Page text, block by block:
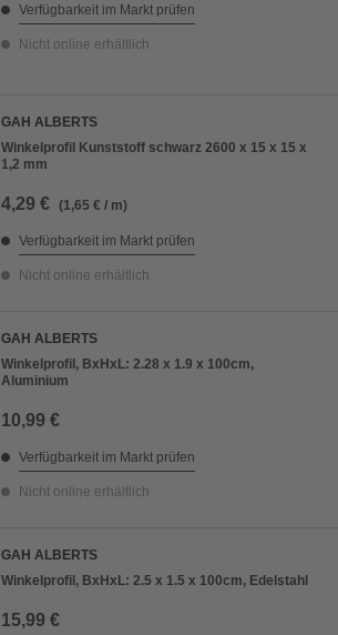
Verfügbarkeit im Markt prüfen
Nicht online erhältlich
GAH ALBERTS
Winkelprofil Kunststoff schwarz 2600 x 15 x 15 x
1,2 mm
4,29 € (1,65 € / m)
Verfügbarkeit im Markt prüfen
Nicht online erhältlich
GAH ALBERTS
Winkelprofil, BxHxL: 2.28 x 1.9 x 100cm,
Aluminium
10,99 €
Verfügbarkeit im Markt prüfen
Nicht online erhältlich
GAH ALBERTS
Winkelprofil, BxHxL: 2.5 x 1.5 x 100cm, Edelstahl
15,99 €